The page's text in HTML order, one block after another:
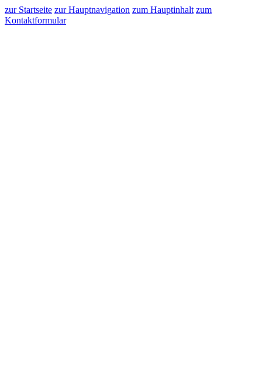
zur Startseite zur Hauptnavigation zum Hauptinhalt zum
Kontaktformular